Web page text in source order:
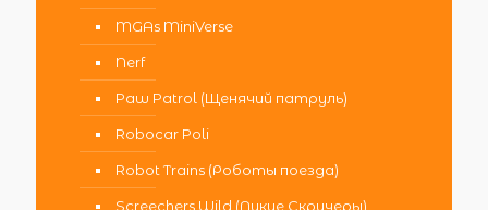
MGAs MiniVerse
Nerf
Paw Patrol (Щенячий патруль)
Robocar Poli
Robot Trains (Роботы поезда)
Screechers Wild (Дикие Скричеры)